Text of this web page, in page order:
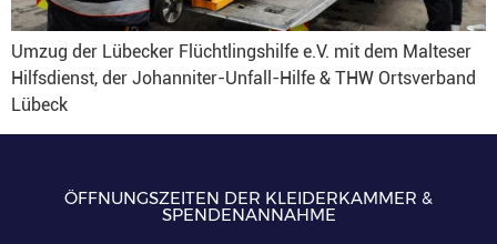
Umzug der Lübecker Flüchtlingshilfe e.V. mit dem Malteser
Hilfsdienst, der Johanniter-Unfall-Hilfe & THW Ortsverband
Lübeck
ÖFFNUNGSZEITEN DER KLEIDERKAMMER &
SPENDENANNAHME